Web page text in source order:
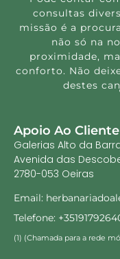
consultas
missão é a
não só na
proximidade,
conforto. Não
destes
Apoio Ao Cliente
Galerias Alto da
Avenida das
2780-053 Oeiras
Email:
Telefone:
(1) (Chamada para a rede